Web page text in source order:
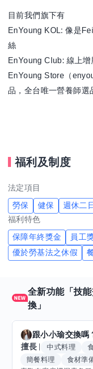
目前我們旗下有
EnYoung KOL: 像是
絲
EnYoung Club: 線上
EnYoung Store（
品，全台唯一營養師選
福利及制度
法定項目
勞保 健保
週休二日
福利特色
保障年終獎金 員工
優於勞基法之休假
全新功能「技
換」
跟小小瑜交換嗎
擅長
中式料理
簡餐料理
食材準